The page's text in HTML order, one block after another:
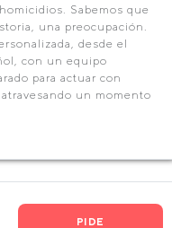
Sabemos que
una preocupación.
desde el
con un equipo
para actuar con
un momento
PIDE